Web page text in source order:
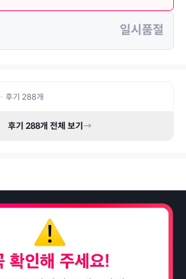
일시품절
· 후기 288개
후기 288개 전체 보기→